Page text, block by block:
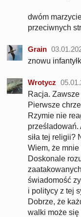
dwóm
przeciwnych
Grain
znowu
Wrotycz
Racja. Zawsze
Pierwsze
Rzymie nie
prześladowań.
siła tej religii?
Wiem, że mnie
Doskonale
świadomość
i politycy z tej
Dobrze, że
walki może